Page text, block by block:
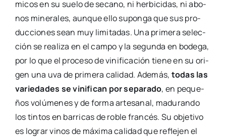
ños volú­me­nes y de for­ma arte­sa­nal, madu­ran­do
los tin­tos en barri­cas de roble fran­cés. Su obje­ti­vo
es lograr vinos de máxi­ma cali­dad que refle­jen el
pai­sa­je que les rodea.
Terra­moll ela­bo­raseis tipos de vinos,todos ellos
pro­du­ci­dos a par­tir de agri­cul­tu­ra eco­ló­gi­ca: dos
tin­tos (Es Mones­tir, mono­va­rie­tal Monas­trell de pie
fran­co; yEs Virot, que une Mer­lot y Caber­net sau­
vig­non), tres blan­cos (Savi­na,Lli­ri BlancyEs Ver­